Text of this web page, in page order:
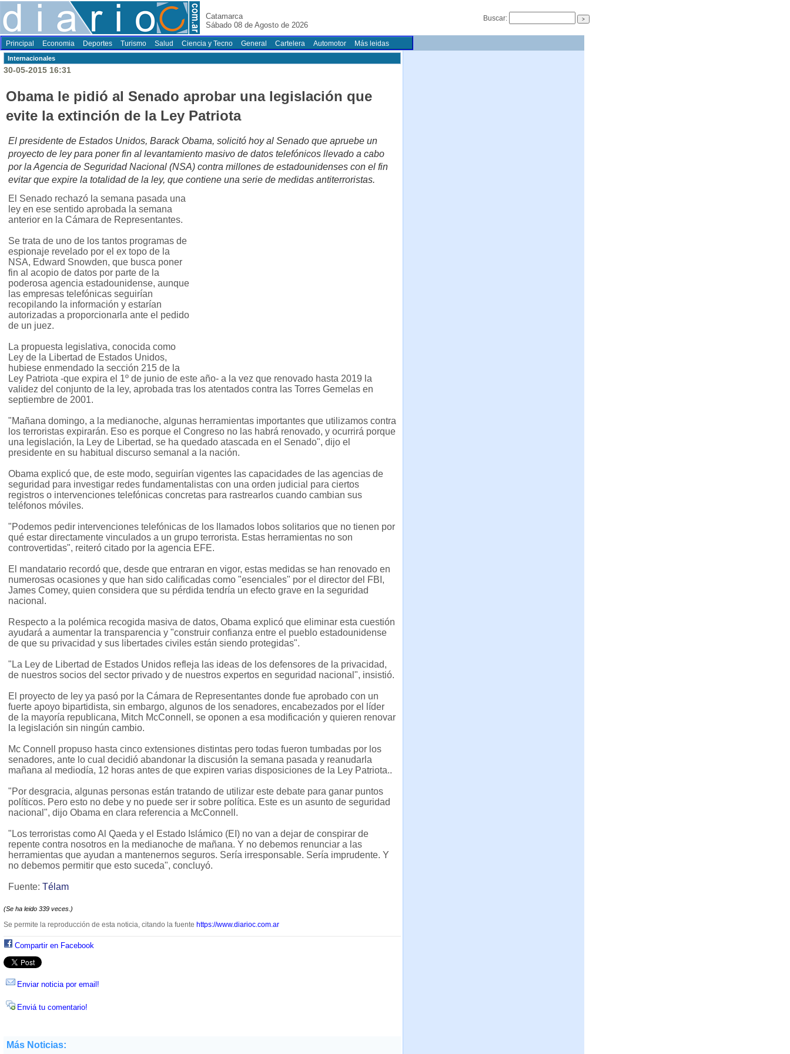
Catamarca
Sábado 08 de Agosto de 2026
Buscar:
Principal Economia Deportes Turismo Salud Ciencia y Tecno General Cartelera Automotor Más leidas
Internacionales
30-05-2015 16:31
Obama le pidió al Senado aprobar una legislación que
evite la extinción de la Ley Patriota
El presidente de Estados Unidos, Barack Obama, solicitó hoy al Senado que apruebe un
proyecto de ley para poner fin al levantamiento masivo de datos telefónicos llevado a cabo
por la Agencia de Seguridad Nacional (NSA) contra millones de estadounidenses con el fin
evitar que expire la totalidad de la ley, que contiene una serie de medidas antiterroristas.
El Senado rechazó la semana pasada una
ley en ese sentido aprobada la semana
anterior en la Cámara de Representantes.
Se trata de uno de los tantos programas de
espionaje revelado por el ex topo de la
NSA, Edward Snowden, que busca poner
fin al acopio de datos por parte de la
poderosa agencia estadounidense, aunque
las empresas telefónicas seguirían
recopilando la información y estarían
autorizadas a proporcionarla ante el pedido
de un juez.
La propuesta legislativa, conocida como
Ley de la Libertad de Estados Unidos,
hubiese enmendado la sección 215 de la
Ley Patriota -que expira el 1º de junio de este año- a la vez que renovado hasta 2019 la
validez del conjunto de la ley, aprobada tras los atentados contra las Torres Gemelas en
septiembre de 2001.
"Mañana domingo, a la medianoche, algunas herramientas importantes que utilizamos contra
los terroristas expirarán. Eso es porque el Congreso no las habrá renovado, y ocurrirá porque
una legislación, la Ley de Libertad, se ha quedado atascada en el Senado", dijo el
presidente en su habitual discurso semanal a la nación.
Obama explicó que, de este modo, seguirían vigentes las capacidades de las agencias de
seguridad para investigar redes fundamentalistas con una orden judicial para ciertos
registros o intervenciones telefónicas concretas para rastrearlos cuando cambian sus
teléfonos móviles.
"Podemos pedir intervenciones telefónicas de los llamados lobos solitarios que no tienen por
qué estar directamente vinculados a un grupo terrorista. Estas herramientas no son
controvertidas", reiteró citado por la agencia EFE.
El mandatario recordó que, desde que entraran en vigor, estas medidas se han renovado en
numerosas ocasiones y que han sido calificadas como "esenciales" por el director del FBI,
James Comey, quien considera que su pérdida tendría un efecto grave en la seguridad
nacional.
Respecto a la polémica recogida masiva de datos, Obama explicó que eliminar esta cuestión
ayudará a aumentar la transparencia y "construir confianza entre el pueblo estadounidense
de que su privacidad y sus libertades civiles están siendo protegidas".
"La Ley de Libertad de Estados Unidos refleja las ideas de los defensores de la privacidad,
de nuestros socios del sector privado y de nuestros expertos en seguridad nacional", insistió.
El proyecto de ley ya pasó por la Cámara de Representantes donde fue aprobado con un
fuerte apoyo bipartidista, sin embargo, algunos de los senadores, encabezados por el líder
de la mayoría republicana, Mitch McConnell, se oponen a esa modificación y quieren renovar
la legislación sin ningún cambio.
Mc Connell propuso hasta cinco extensiones distintas pero todas fueron tumbadas por los
senadores, ante lo cual decidió abandonar la discusión la semana pasada y reanudarla
mañana al mediodía, 12 horas antes de que expiren varias disposiciones de la Ley Patriota..
"Por desgracia, algunas personas están tratando de utilizar este debate para ganar puntos
políticos. Pero esto no debe y no puede ser ir sobre política. Este es un asunto de seguridad
nacional", dijo Obama en clara referencia a McConnell.
"Los terroristas como Al Qaeda y el Estado Islámico (EI) no van a dejar de conspirar de
repente contra nosotros en la medianoche de mañana. Y no debemos renunciar a las
herramientas que ayudan a mantenernos seguros. Sería irresponsable. Sería imprudente. Y
no debemos permitir que esto suceda", concluyó.
Fuente: Télam
(Se ha leido 339 veces.)
Se permite la reproducción de esta noticia, citando la fuente https://www.diarioc.com.ar
Compartir en Facebook
Enviar noticia por email!
Enviá tu comentario!
Más Noticias: